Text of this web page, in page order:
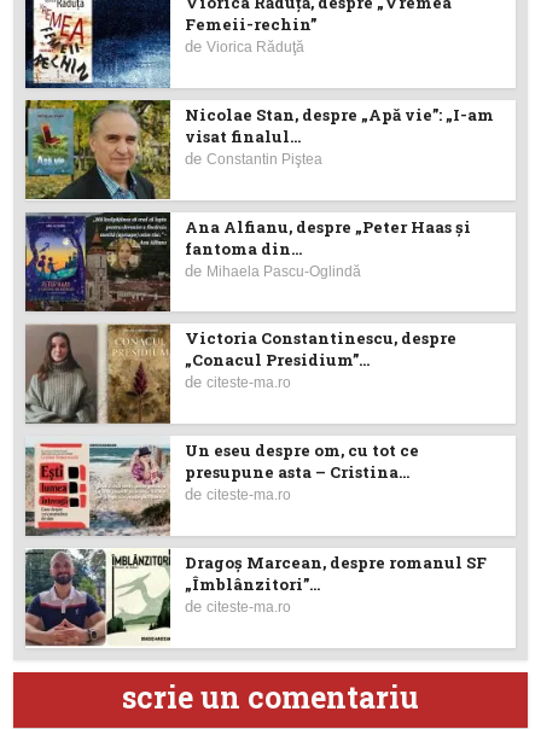
Femeii-rechin”
deViorica Răduţă
Nicolae Stan, despre „Apă vie”: „I-am
visat finalul...
deConstantin Piştea
Ana Alfianu, despre „Peter Haas și
fantoma din...
de Mihaela Pascu-Oglindă
Victoria Constantinescu, despre
„Conacul Presidium”...
deciteste-ma.ro
Un eseu despre om, cu tot ce
presupune asta – Cristina...
deciteste-ma.ro
Dragoş Marcean, despre romanul SF
„Îmblânzitori”...
deciteste-ma.ro
scrie un comentariu